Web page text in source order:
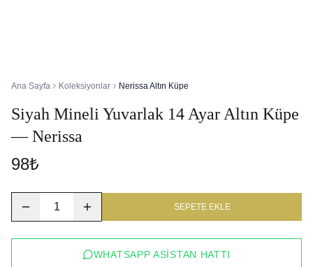
Ana Sayfa Koleksiyonlar Nerissa Altın Küpe
Siyah Mineli Yuvarlak 14 Ayar Altın Küpe
— Nerissa
98₺
1 SEPETE EKLE
WHATSAPP ASISTAN HATTI